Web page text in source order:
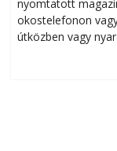
nyomtatott
okostelefonon
útközben vagy